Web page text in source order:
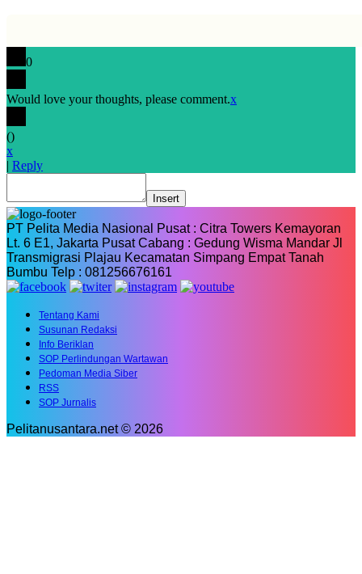
0
Would love your thoughts, please comment.x
()
x
| Reply
Insert
PT Pelita Media Nasional Pusat : Citra Towers Kemayoran
Lt. 6 E1, Jakarta Pusat Cabang : Gedung Wisma Mandar Jl
Transmigrasi Plajau Kecamatan Simpang Empat Tanah
Bumbu Telp : 081256676161
Tentang Kami
Susunan Redaksi
Info Beriklan
SOP Perlindungan Wartawan
Pedoman Media Siber
RSS
SOP Jurnalis
Pelitanusantara.net © 2026